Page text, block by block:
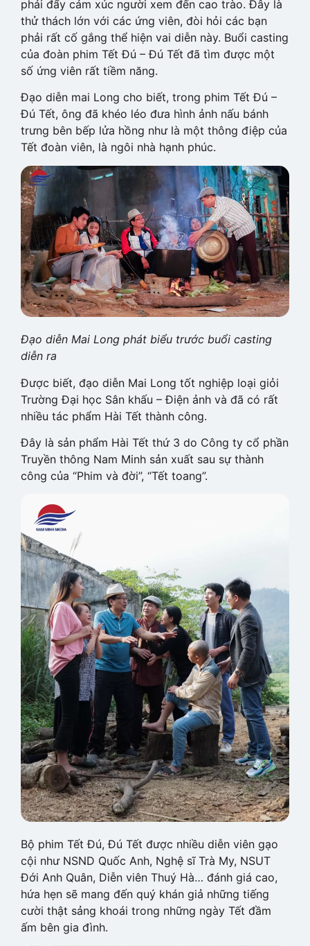
phải đẩy cảm xúc người xem đến cao trào. Đây là
thử thách lớn với các ứng viên, đòi hỏi các bạn
phải rất cố gắng thể hiện vai diễn này. Buổi casting
của đoàn phim Tết Đú – Đú Tết đã tìm được một
số ứng viên rất tiềm năng.
Đạo diễn mai Long cho biết, trong phim Tết Đú –
Đú Tết, ông đã khéo léo đưa hình ảnh nấu bánh
trưng bên bếp lửa hồng như là một thông điệp của
Tết đoàn viên, là ngôi nhà hạnh phúc.
Đạo diễn Mai Long phát biểu trước buổi casting
diễn ra
Được biết, đạo diễn Mai Long tốt nghiệp loại giỏi
Trường Đại học Sân khấu – Điện ảnh và đã có rất
nhiều tác phẩm Hài Tết thành công.
Đây là sản phẩm Hài Tết thứ 3 do Công ty cổ phần
Truyền thông Nam Minh sản xuất sau sự thành
công của “Phim và đời”, “Tết toang”.
Bộ phim Tết Đú, Đú Tết được nhiều diễn viên gạo
cội như NSND Quốc Anh, Nghệ sĩ Trà My, NSUT
Đới Anh Quân, Diễn viên Thuý Hà… đánh giá cao,
hứa hẹn sẽ mang đến quý khán giả những tiếng
cười thật sảng khoái trong những ngày Tết đầm
ấm bên gia đình.